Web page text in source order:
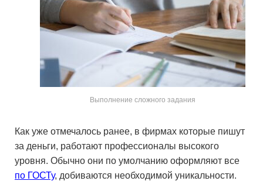
Выполнение сложного задания
Как уже отмечалось ранее, в фирмах которые пишут
за деньги, работают профессионалы высокого
уровня. Обычно они по умолчанию оформляют все
по ГОСТу, добиваются необходимой уникальности.